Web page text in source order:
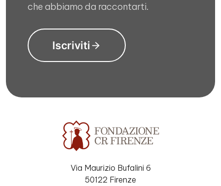
che abbiamo da raccontarti.
Iscriviti
Via Maurizio Bufalini 6
50122 Firenze